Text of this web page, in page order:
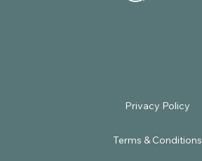
Terms & Conditions